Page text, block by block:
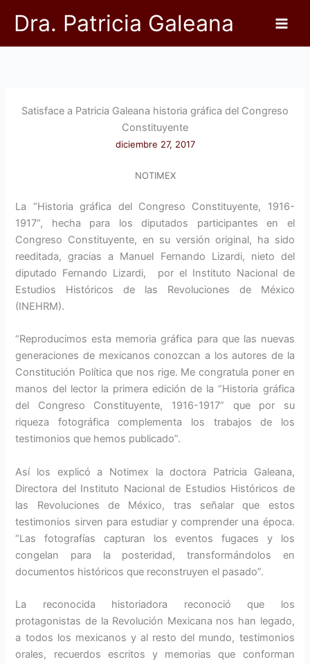
Dra. Patricia Galeana
Satisface a Patricia Galeana historia gráfica del Congreso
Constituyente
diciembre 27, 2017
NOTIMEX
La “Historia gráfica del Congreso Constituyente, 1916-
1917”, hecha para los diputados participantes en el
Congreso Constituyente, en su versión original, ha sido
reeditada, gracias a Manuel Fernando Lizardi, nieto del
diputado Fernando Lizardi, por el Instituto Nacional de
Estudios Históricos de las Revoluciones de México
(INEHRM).
“Reproducimos esta memoria gráfica para que las nuevas
generaciones de mexicanos conozcan a los autores de la
Constitución Política que nos rige. Me congratula poner en
manos del lector la primera edición de la “Historia gráfica
del Congreso Constituyente, 1916-1917” que por su
riqueza fotográfica complementa los trabajos de los
testimonios que hemos publicado”.
Así los explicó a Notimex la doctora Patricia Galeana,
Directora del Instituto Nacional de Estudios Históricos de
las Revoluciones de México, tras señalar que estos
testimonios sirven para estudiar y comprender una época.
“Las fotografías capturan los eventos fugaces y los
congelan para la posteridad, transformándolos en
documentos históricos que reconstruyen el pasado”.
La reconocida historiadora reconoció que los
protagonistas de la Revolución Mexicana nos han legado,
a todos los mexicanos y al resto del mundo, testimonios
orales, recuerdos escritos y memorias que conforman